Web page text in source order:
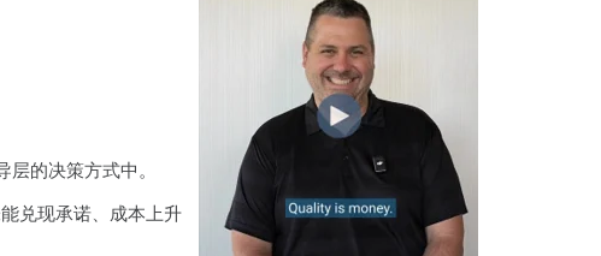
的决策方式中。
兑现承诺、成本上升